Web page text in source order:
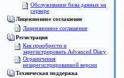
Обслуживание базы данных на
сервере
Лицензионное соглашение
Лицензионное соглашение
Pегистрация
Как приобрести и
зарегистрировать Advanced Diary
Ограничения
незарегистрированной версии
Техническая поддержка